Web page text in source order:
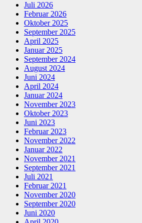
Juli 2026
Februar 2026
Oktober 2025
September 2025
April 2025
Januar 2025
September 2024
August 2024
Juni 2024
April 2024
Januar 2024
November 2023
Oktober 2023
Juni 2023
Februar 2023
November 2022
Januar 2022
November 2021
September 2021
Juli 2021
Februar 2021
November 2020
September 2020
Juni 2020